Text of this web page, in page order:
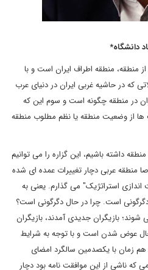
دانشگاه*
از منطقه، منطقه اطراف ایران است و با
که در حاشیه غربی ایران در دنیای عرب
در منطقه چگونه است و سوم این که
ها از وضعیت منطقه یا نظم مطلوب منطقه
داشته باشیم، این گزاره را می توانیم
منطقه عربی دچار تغییرات عمده ای شده
استراتژیک" می گذارم. یعنی به
است. چرا در حال دگرگونی است؟
بازیگران جدیدی آمدند، بازیگران
عوض شدن است و با توجه به شرایط
زمان با یکصدمین سالگرد امضای
که ناشی از این موافقت نامه بود دچار